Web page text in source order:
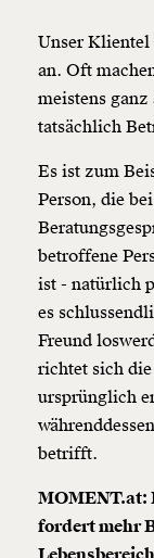
Unser Klientel
an. Oft
meistens ganz
tatsächlich
Es ist zum
Person, die
betroffene
ist - natürlich
es
Freund
richtet sich
ursprünglich
betrifft.
MOMENT.at:
fordert mehr